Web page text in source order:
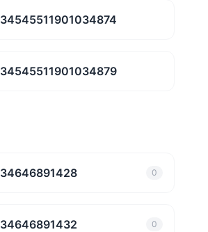
34545511901034874
34545511901034879
34646891428 0
34646891432 0